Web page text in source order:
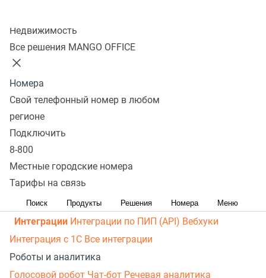
Недвижимость
Все решения MANGO OFFICE
Номера
Свой телефонный номер в любом
регионе
Подключить
8-800
Местные городские номера
Тарифы на связь
Поиск Продукты Решения Номера Меню
Интеграция с ОПДкРК
АвтосекретарьОбратный звонок с сайта
возможности ВАТС
Контакт-центр
Омниканальный контакт-центрИсходящий обзвон
Омниканальные коммуникации
персоналом
отчетов
ресурсамиБаза знанийУправление сделками
(API) для УВК (CRM)
эффективности работы
Все возможности колл-центра
Интеграции Интеграции по ПИП (API) Вебхуки
Интеграция с 1С Все интеграции
Роботы и аналитика
Голосовой робот Чат-бот Речевая аналитика